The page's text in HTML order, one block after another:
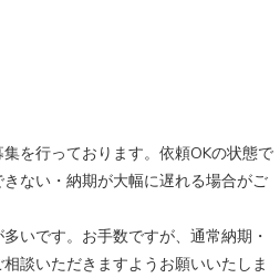
を行っております。依頼OKの状態で
ない・納期が大幅に遅れる場合がご
いです。お手数ですが、通常納期・
談いただきますようお願いいたしま